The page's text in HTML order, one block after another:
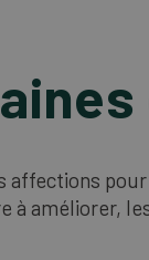
affections
à améliorer,